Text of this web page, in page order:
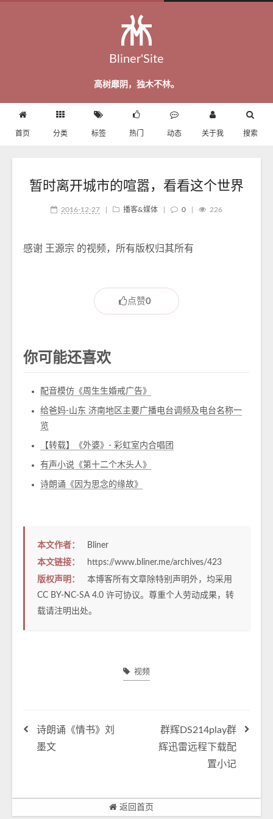
Bliner'Site
高树靡阴，独木不林。
首页 分类 标签 热门 动态 关于我 搜索
暂时离开城市的喧嚣，看看这个世界
2016-12-27 播客&媒体 0 226
感谢 王源宗 的视频，所有版权归其所有
点赞0
你可能还喜欢
配音模仿《周生生婚戒广告》
给爸妈-山东 济南地区主要广播电台调频及电台名称一
览
【转载】《外婆》- 彩虹室内合唱团
有声小说《第十二个木头人》
诗朗诵《因为思念的缘故》
本文作者：
Bliner
本文链接：
https://www.bliner.me/archives/423
版权声明：
本博客所有文章除特别声明外，均采用
CC BY-NC-SA 4.0 许可协议。尊重个人劳动成果，转
载请注明出处。
视频
诗朗诵《情书》刘
墨文
群辉DS214play群
辉迅雷远程下载配
置小记
返回首页